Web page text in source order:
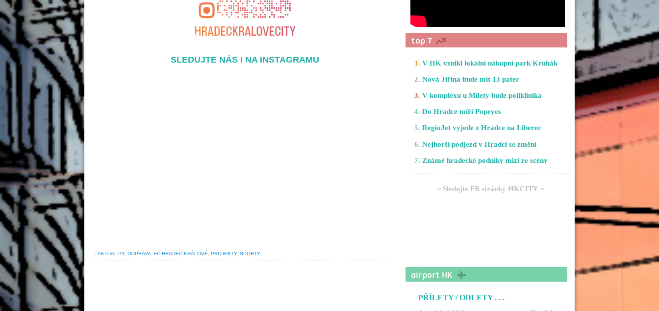
SLEDUJTE NÁS I NA INSTAGRAMU
/AKTUALITY, DOPRAVA FC HRADEC KRÁLOVÉ PROJEKTY, SPORTY
1. V HK vznikl lokální nákupní park Kruhák
2. Nová Jiřina bude mít 13 pater
3. V komplexu u Milety bude poliklinika
4. Do Hradce míří Popeyes
5. RegioJet vyjede z Hradce na Liberec
6. Nejhorší podjezd v Hradci se změní
7. Známé hradecké podniky mizí ze scény
~ Sledujte FB stránky HKCITY ~
PŘÍLETY / ODLETY